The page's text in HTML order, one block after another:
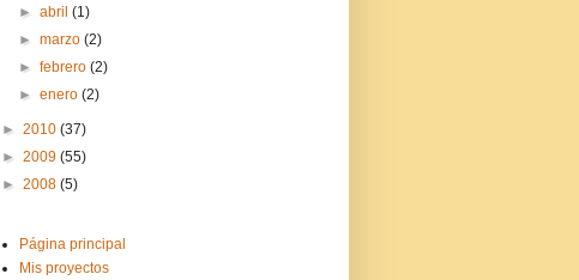
►abril(1)
►marzo(2)
►febrero(2)
►enero(2)
► 2010 (37)
► 2009 (55)
► 2008 (5)
Página principal
Mis proyectos